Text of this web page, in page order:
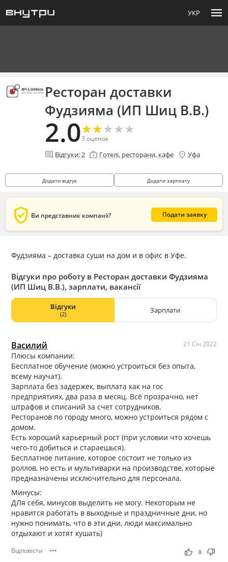
УКР menu
Ресторан доставки
Фудзияма (ИП Шиц В.В.)
2.0★
★★
★★
★★
★★
★
3 оценок
comment Відгуки:2 enterprise Готелі, ресторани, кафе location_on Уфа
Додати відгук Додати зарплату
verified_user Ви представник компанії? Подати заявку
Фудзияма – доставка суши на дом и в офис в Уфе.
Відгуки про роботу в Ресторан доставки Фудзияма
(ИП Шиц В.В.), зарплати, вакансії
Відгуки
(2) Зарплати
Василий 21 Січ 2022
Плюсы компании:
Бесплатное обучение (можно устроиться без опыта,
всему научат).
Зарплата без задержек, выплата как на гос
предприятиях, два раза в месяц. Всё прозрачно, нет
штрафов и списаний за счет сотрудников.
Ресторанов по городу много, можно устроиться рядом с
домом.
Есть хороший карьерный рост (при условии что хочешь
чего-то добиться и стараешься).
Бесплатное питание, которое состоит не только из
роллов, но есть и мультиварки на производстве, которые
предназначены исключительно для персонала.
Минусы:
ДЛя себя, минусов выделить не могу. Некоторым не
нравится работать в выходные и праздничные дни, но
нужно понимать, что в эти дни, люди максимально
отдыхают и хотят кушать)
Відповісти ••• thumb_up thumb_down
0